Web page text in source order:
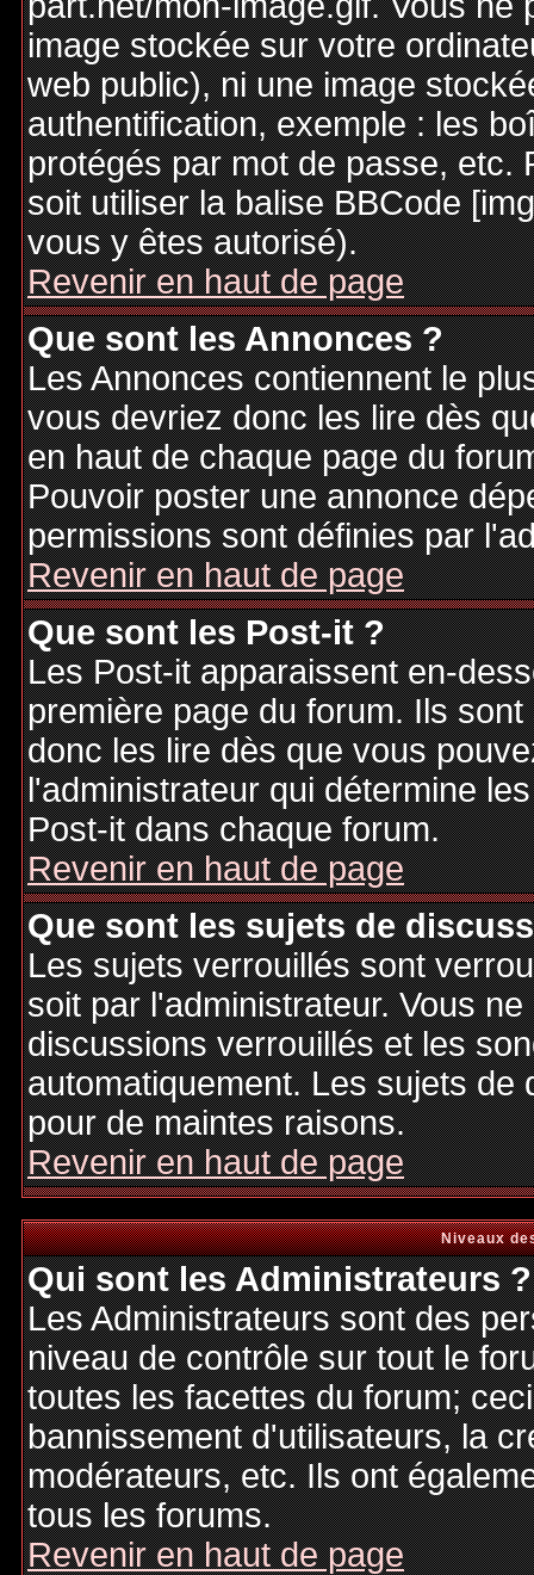
image stockée sur votre
web public), ni une image
authentification, exemple : les
protégés par mot de passe, etc.
soit utiliser la balise BBCode
vous y êtes autorisé).
Revenir en haut de page
Que sont les Annonces ?
Les Annonces contiennent le
vous devriez donc les lire dès
en haut de chaque page du
Pouvoir poster une annonce
permissions sont définies par
Revenir en haut de page
Que sont les Post-it ?
Les Post-it apparaissent en-
première page du forum. Ils
donc les lire dès que vous
l'administrateur qui détermine
Post-it dans chaque forum.
Revenir en haut de page
Que sont les sujets de
Les sujets verrouillés sont
soit par l'administrateur. Vous
discussions verrouillés et les
automatiquement. Les sujets
pour de maintes raisons.
Revenir en haut de page
Niveaux
Qui sont les Administrateurs ?
Les Administrateurs sont des
niveau de contrôle sur tout le
toutes les facettes du forum;
bannissement d'utilisateurs, la
modérateurs, etc. Ils ont
tous les forums.
Revenir en haut de page